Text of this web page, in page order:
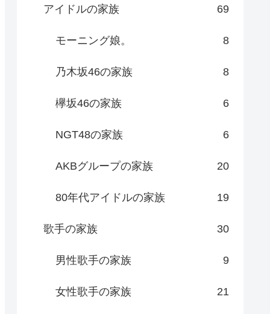
アイドルの家族 69
モーニング娘。 8
乃木坂46の家族 8
欅坂46の家族 6
NGT48の家族 6
AKBグループの家族 20
80年代アイドルの家族 19
歌手の家族 30
男性歌手の家族 9
女性歌手の家族 21